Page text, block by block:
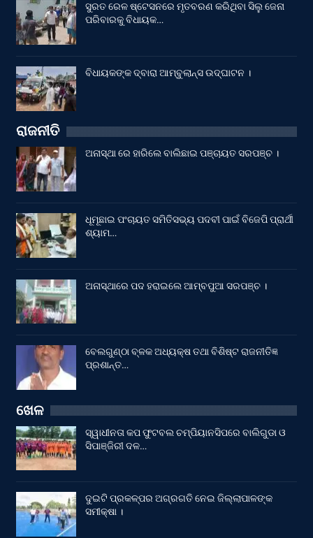
ସୁରତ ରେଳ ଷ୍ଟେସନରେ ମୃତବରଣ କରିଥିବା ସିଲୁ ଜେନା
ପରିବାରକୁ ବିଧାୟକ…
ବିଧାୟକଙ୍କ ଦ୍ବାରା ଆମ୍ବୁଲାନ୍ସ ଉଦ୍‌ଘାଟନ ।
ରାଜନୀତି
ଅନାସ୍ଥା ରେ ହାରିଲେ ବାଲିଛାଇ ପଞ୍ଚାୟତ ସରପଞ୍ଚ ।
ଧୂମୂଛାଇ ପଂଚାୟତ ସମିତିସଭ୍ୟ ପଦବୀ ପାଇଁ ବିଜେପି ପ୍ରାର୍ଥୀ
ଶ୍ୟାମ…
ଅନାସ୍ଥାରେ ପଦ ହରାଇଲେ ଆମ୍ବପୁଆ ସରପଞ୍ଚ ।
ବେଲଗୁଣ୍ଠା ବ୍ଳକ ଅଧ୍ୟକ୍ଷ ତଥା ବିଶିଷ୍ଟ ରାଜନୀତିଜ୍ଞ
ପ୍ରଶାନ୍ତ…
ଖେଳ
ସ୍ୱାଧୀନତା କପ ଫୁଟବଲ ଚମ୍ପିୟାନସିପରେ ବାଲିଗୁଡା ଓ
ସିପାଞ୍ଜିରୀ ଦଳ…
ଦୁଇଟି ପ୍ରକଳ୍ପର ଅଗ୍ରଗତି ନେଇ ଜିଲ୍ଲାପାଳଙ୍କ
ସମୀକ୍ଷା ।